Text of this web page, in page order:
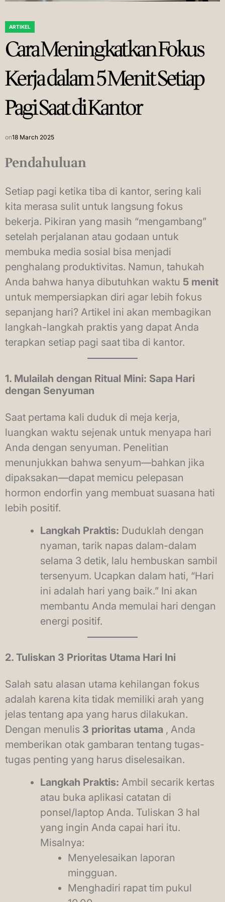
POSTED
ARTIKEL
Cara Meningkatkan Fokus
Kerja dalam 5 Menit Setiap
Pagi Saat di Kantor
on18 March 2025
Pendahuluan
Setiap pagi ketika tiba di kantor, sering kali
kita merasa sulit untuk langsung fokus
bekerja. Pikiran yang masih “mengambang”
setelah perjalanan atau godaan untuk
membuka media sosial bisa menjadi
penghalang produktivitas. Namun, tahukah
Anda bahwa hanya dibutuhkan waktu 5 menit
untuk mempersiapkan diri agar lebih fokus
sepanjang hari? Artikel ini akan membagikan
langkah-langkah praktis yang dapat Anda
terapkan setiap pagi saat tiba di kantor.
1. Mulailah dengan Ritual Mini: Sapa Hari
dengan Senyuman
Saat pertama kali duduk di meja kerja,
luangkan waktu sejenak untuk menyapa hari
Anda dengan senyuman. Penelitian
menunjukkan bahwa senyum—bahkan jika
dipaksakan—dapat memicu pelepasan
hormon endorfin yang membuat suasana hati
lebih positif.
Langkah Praktis: Duduklah dengan
nyaman, tarik napas dalam-dalam
selama 3 detik, lalu hembuskan sambil
tersenyum. Ucapkan dalam hati, “Hari
ini adalah hari yang baik.” Ini akan
membantu Anda memulai hari dengan
energi positif.
2. Tuliskan 3 Prioritas Utama Hari Ini
Salah satu alasan utama kehilangan fokus
adalah karena kita tidak memiliki arah yang
jelas tentang apa yang harus dilakukan.
Dengan menulis 3 prioritas utama , Anda
memberikan otak gambaran tentang tugas-
tugas penting yang harus diselesaikan.
Langkah Praktis: Ambil secarik kertas
atau buka aplikasi catatan di
ponsel/laptop Anda. Tuliskan 3 hal
yang ingin Anda capai hari itu.
Misalnya:
Menyelesaikan laporan
mingguan.
Menghadiri rapat tim pukul